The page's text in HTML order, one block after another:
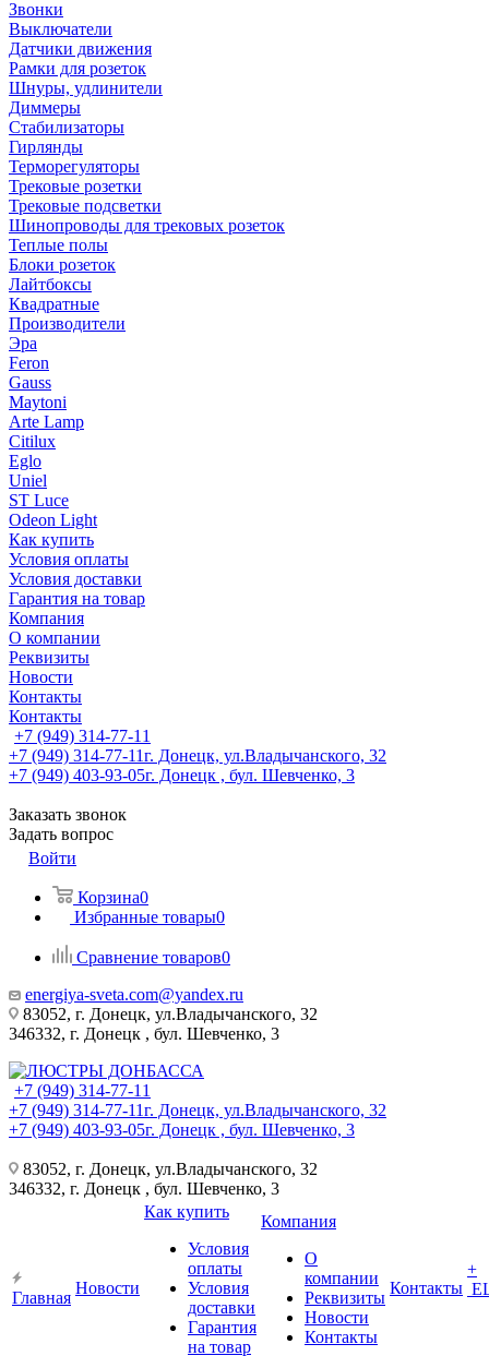
Звонки
Выключатели
Датчики движения
Рамки для розеток
Шнуры, удлинители
Диммеры
Стабилизаторы
Гирлянды
Терморегуляторы
Трековые розетки
Трековые подсветки
Шинопроводы для трековых розеток
Теплые полы
Блоки розеток
Лайтбоксы
Квадратные
Производители
Эра
Feron
Gauss
Maytoni
Arte Lamp
Citilux
Eglo
Uniel
ST Luce
Odeon Light
Как купить
Условия оплаты
Условия доставки
Гарантия на товар
Компания
О компании
Реквизиты
Новости
Контакты
Контакты
+7 (949) 314-77-11
+7 (949) 314-77-11г. Донецк, ул.Владычанского, 32
+7 (949) 403-93-05г. Донецк , бул. Шевченко, 3
Заказать звонок
Задать вопрос
Войти
Корзина0
Избранные товары0
Сравнение товаров0
energiya-sveta.com@yandex.ru
83052, г. Донецк, ул.Владычанского, 32
346332, г. Донецк , бул. Шевченко, 3
+7 (949) 314-77-11
+7 (949) 314-77-11г. Донецк, ул.Владычанского, 32
+7 (949) 403-93-05г. Донецк , бул. Шевченко, 3
83052, г. Донецк, ул.Владычанского, 32
346332, г. Донецк , бул. Шевченко, 3
Главная
Новости
Как купить
Условия
оплаты
Условия
доставки
Гарантия
на товар
Компания
О
компании
Реквизиты
Новости
Контакты
Контакты
+